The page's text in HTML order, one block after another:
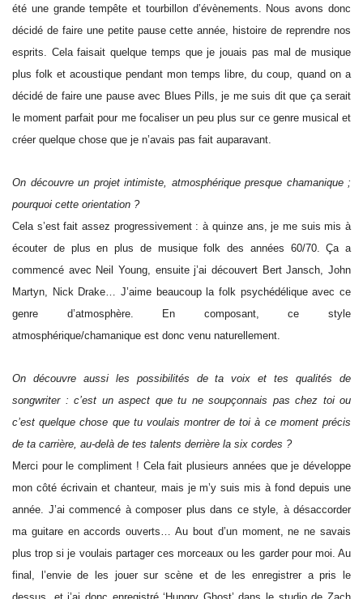
été une grande tempête et tourbillon d’évènements. Nous avons donc
décidé de faire une petite pause cette année, histoire de reprendre nos
esprits. Cela faisait quelque temps que je jouais pas mal de musique
plus folk et acoustique pendant mon temps libre, du coup, quand on a
décidé de faire une pause avec Blues Pills, je me suis dit que ça serait
le moment parfait pour me focaliser un peu plus sur ce genre musical et
créer quelque chose que je n’avais pas fait auparavant.
On découvre un projet intimiste, atmosphérique presque chamanique ;
pourquoi cette orientation ?
Cela s’est fait assez progressivement : à quinze ans, je me suis mis à
écouter de plus en plus de musique folk des années 60/70. Ça a
commencé avec Neil Young, ensuite j’ai découvert Bert Jansch, John
Martyn, Nick Drake… J’aime beaucoup la folk psychédélique avec ce
genre d’atmosphère. En composant, ce style
atmosphérique/chamanique est donc venu naturellement.
On découvre aussi les possibilités de ta voix et tes qualités de
songwriter : c’est un aspect que tu ne soupçonnais pas chez toi ou
c’est quelque chose que tu voulais montrer de toi à ce moment précis
de ta carrière, au-delà de tes talents derrière la six cordes ?
Merci pour le compliment ! Cela fait plusieurs années que je développe
mon côté écrivain et chanteur, mais je m’y suis mis à fond depuis une
année. J’ai commencé à composer plus dans ce style, à désaccorder
ma guitare en accords ouverts… Au bout d’un moment, ne ne savais
plus trop si je voulais partager ces morceaux ou les garder pour moi. Au
final, l’envie de les jouer sur scène et de les enregistrer a pris le